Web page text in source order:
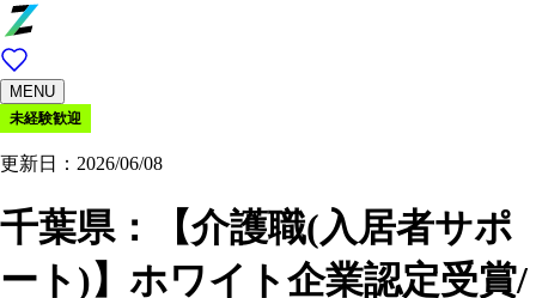
MENU
未経験歓迎
更新日：2026/06/08
千葉県：
【介護職(入居者サポ
ート)】ホワイト企業認定受賞/